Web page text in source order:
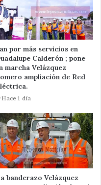
por más servicios en
Calderón ; pone
marcha Velázquez
ampliación de Red
Hace 1 día
banderazo Velázquez